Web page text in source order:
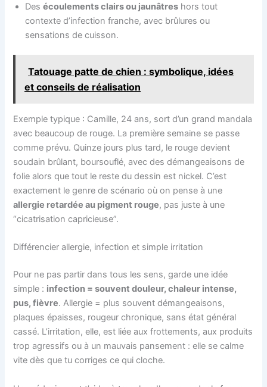
Desécoulements clairs ou jaunâtres hors tout
contexte d’infection franche, avec brûlures ou
sensations de cuisson.
Tatouage patte de chien : symbolique, idées
et conseils de réalisation
Exemple typique : Camille, 24 ans, sort d’un grand mandala
avec beaucoup de rouge. La première semaine se passe
comme prévu. Quinze jours plus tard, le rouge devient
soudain brûlant, boursouflé, avec des démangeaisons de
folie alors que tout le reste du dessin est nickel. C’est
exactement le genre de scénario où on pense à une
allergie retardée au pigment rouge, pas juste à une
“cicatrisation capricieuse”.
Différencier allergie, infection et simple irritation
Pour ne pas partir dans tous les sens, garde une idée
simple : infection = souvent douleur, chaleur intense,
pus, fièvre. Allergie = plus souvent démangeaisons,
plaques épaisses, rougeur chronique, sans état général
cassé. L’irritation, elle, est liée aux frottements, aux produits
trop agressifs ou à un mauvais pansement : elle se calme
vite dès que tu corriges ce qui cloche.